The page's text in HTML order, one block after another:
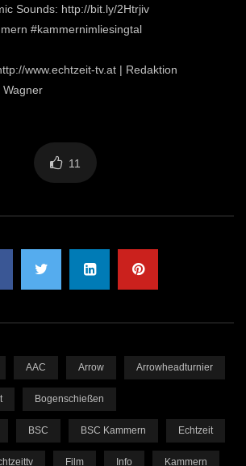
Sounds: http://bit.ly/2Htrjiv
#kammernimliesingtal
www.echtzeit-tv.at | Redaktion
11
AAC Arrow Arrowheadturnier
Bogenschießen
BSC BSC Kammern Echtzeit
Film Info Kammern